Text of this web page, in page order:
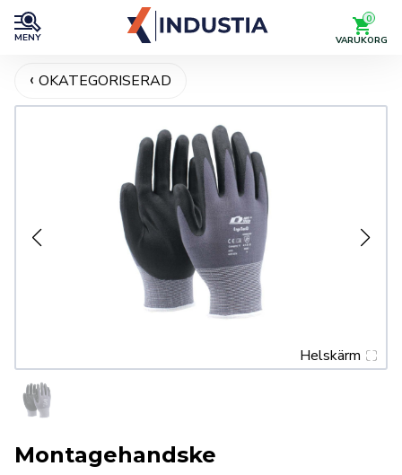
MENY
0
VARUKORG
OKATEGORISERAD
Helskärm
Montagehandske